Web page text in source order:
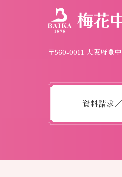
〒560-0011 大阪府豊
資料請求